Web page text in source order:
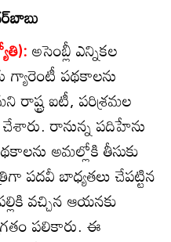
అసెంబ్లీ ఎన్నికల
గ్యారెంటీ పథకాలను
రాష్ట్ర ఐటీ, పరిశ్రమల
చేశారు. రానున్న పదిహేను
అమల్లోకి తీసుకు
పదవీ బాధ్యతలు చేపట్టిన
వచ్చిన ఆయనకు
పలికారు. ఈ